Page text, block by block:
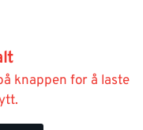
knappen for å laste